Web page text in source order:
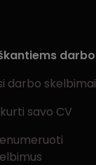
darbo
darbo skelbimai
savo CV